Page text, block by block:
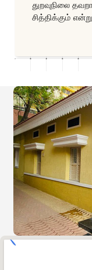
துறவுநிலை
சித்திக்கும்